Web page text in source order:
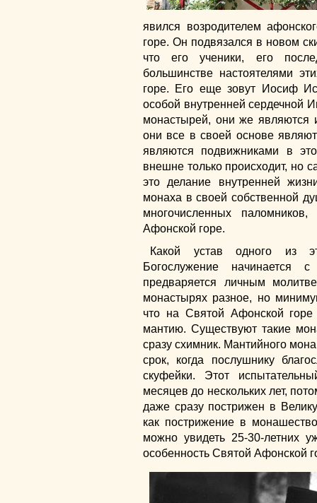
явился возродителем
горе. Он подвязался в новом
что его ученики, его
большинстве настоятелями
горе. Его еще зовут Иосиф
особой внутренней сердечной
монастырей, они же являются
они все в своей основе
являются подвижниками в
внешне только происходит, но
это делание внутренней
монаха в своей собственной
многочисленных
Афонской горе.
Какой устав одного из
Богослужение начинается
предваряется личным
монастырях разное, но
что на Святой Афонской горе
мантию. Существуют такие
сразу схимник. Мантийного
срок, когда послушнику
скуфейки. Этот
месяцев до нескольких лет,
даже сразу пострижен в
как пострижение в
можно увидеть 25-30-летних
особенность Святой Афонской